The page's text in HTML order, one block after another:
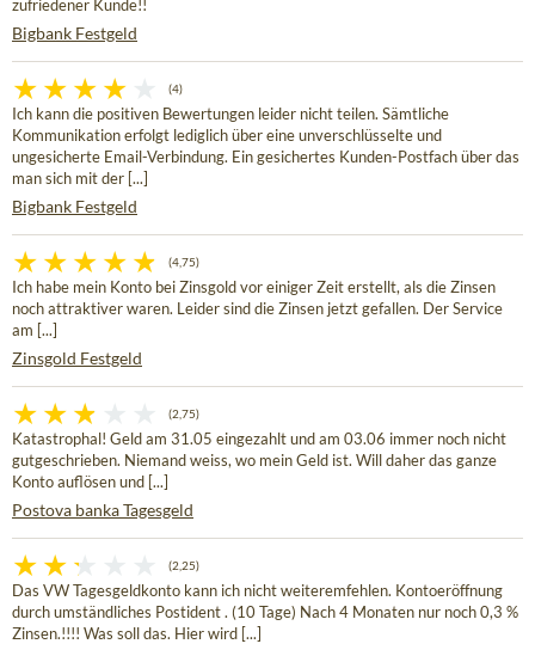
zufriedener Kunde!!
Bigbank Festgeld
(4)
Ich kann die positiven Bewertungen leider nicht teilen. Sämtliche
Kommunikation erfolgt lediglich über eine unverschlüsselte und
ungesicherte Email-Verbindung. Ein gesichertes Kunden-Postfach über das
man sich mit der [...]
Bigbank Festgeld
(4,75)
Ich habe mein Konto bei Zinsgold vor einiger Zeit erstellt, als die Zinsen
noch attraktiver waren. Leider sind die Zinsen jetzt gefallen. Der Service
am [...]
Zinsgold Festgeld
(2,75)
Katastrophal! Geld am 31.05 eingezahlt und am 03.06 immer noch nicht
gutgeschrieben. Niemand weiss, wo mein Geld ist. Will daher das ganze
Konto auflösen und [...]
Postova banka Tagesgeld
(2,25)
Das VW Tagesgeldkonto kann ich nicht weiteremfehlen. Kontoeröffnung
durch umständliches Postident . (10 Tage) Nach 4 Monaten nur noch 0,3 %
Zinsen.!!!! Was soll das. Hier wird [...]